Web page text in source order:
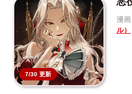
7/30 更新
漫画
ル）